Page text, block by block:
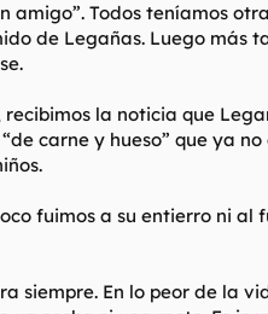
amigo”. Todos teníamos
de Legañas. Luego más
recibimos la noticia que
“de carne y hueso” que ya
fuimos a su entierro ni
siempre. En lo peor de la